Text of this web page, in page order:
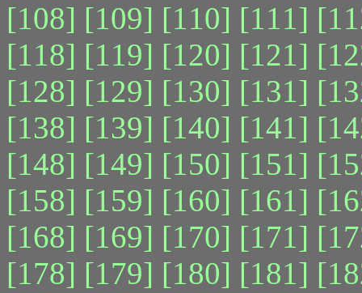
[108] [109] [110] [111]
[118] [119] [120] [121]
[128] [129] [130] [131]
[138] [139] [140] [141]
[148] [149] [150] [151]
[158] [159] [160] [161]
[168] [169] [170] [171]
[178] [179] [180] [181]